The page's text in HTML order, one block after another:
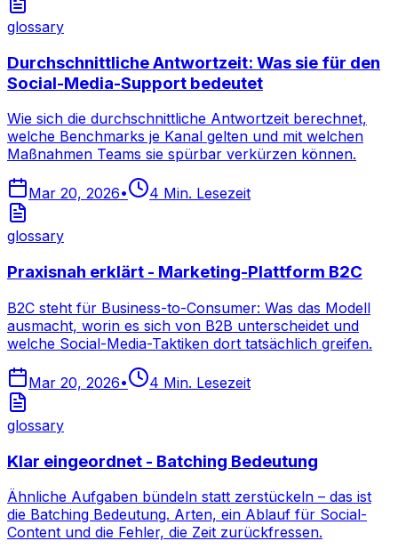
glossary
Durchschnittliche Antwortzeit: Was sie für den
Social-Media-Support bedeutet
Wie sich die durchschnittliche Antwortzeit berechnet,
welche Benchmarks je Kanal gelten und mit welchen
Maßnahmen Teams sie spürbar verkürzen können.
Mar 20, 2026• 4 Min. Lesezeit
glossary
Praxisnah erklärt - Marketing-Plattform B2C
B2C steht für Business-to-Consumer: Was das Modell
ausmacht, worin es sich von B2B unterscheidet und
welche Social-Media-Taktiken dort tatsächlich greifen.
Mar 20, 2026• 4 Min. Lesezeit
glossary
Klar eingeordnet - Batching Bedeutung
Ähnliche Aufgaben bündeln statt zerstückeln – das ist
die Batching Bedeutung. Arten, ein Ablauf für Social-
Content und die Fehler, die Zeit zurückfressen.